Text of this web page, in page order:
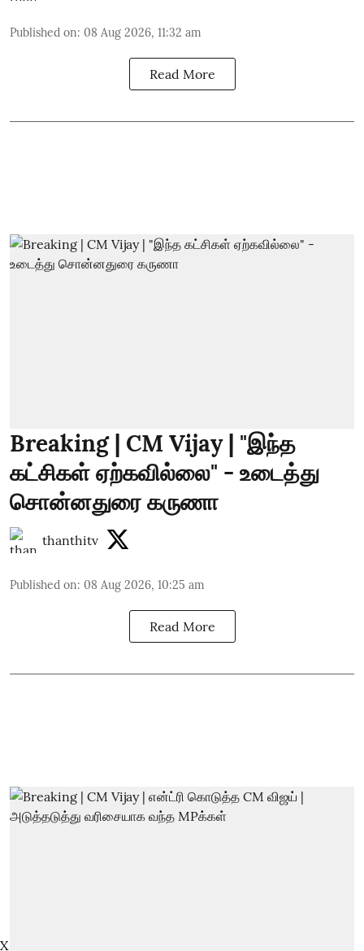
Published on: 08 Aug 2026, 11:32 am
Read More
Breaking | CM Vijay | "இந்த
கட்சிகள் ஏற்கவில்லை" - உடைத்து
சொன்னதுரை கருணா
thanthitv
Published on: 08 Aug 2026, 10:25 am
Read More
X